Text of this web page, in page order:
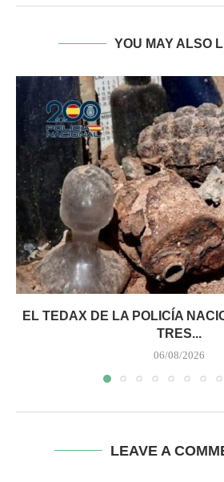
YOU MAY ALSO
EL TEDAX DE LA POLICÍA
TRES...
06/08/2026
LEAVE A